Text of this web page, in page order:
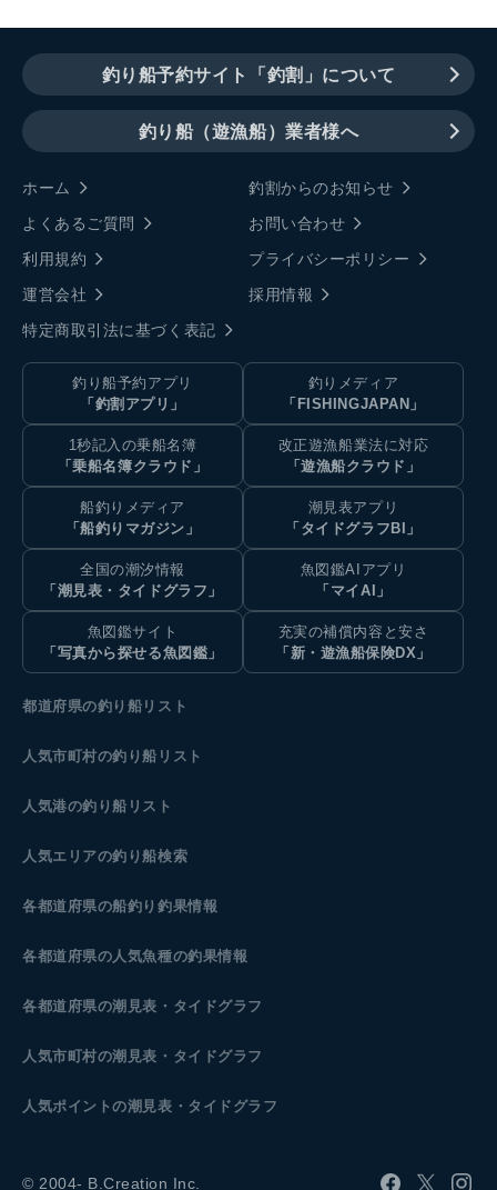
釣り船予約サイト「釣割」について
釣り船（遊漁船）業者様へ
ホーム
釣割からのお知らせ
よくあるご質問
お問い合わせ
利用規約
プライバシーポリシー
運営会社
採用情報
特定商取引法に基づく表記
釣り船予約アプリ
「釣割アプリ」
釣りメディア
「FISHINGJAPAN」
1秒記入の乗船名簿
「乗船名簿クラウド」
改正遊漁船業法に対応
「遊漁船クラウド」
船釣りメディア
「船釣りマガジン」
潮見表アプリ
「タイドグラフBI」
全国の潮汐情報
「潮見表・タイドグラフ」
魚図鑑AIアプリ
「マイAI」
魚図鑑サイト
「写真から探せる魚図鑑」
充実の補償内容と安さ
「新・遊漁船保険DX」
都道府県の釣り船リスト
人気市町村の釣り船リスト
人気港の釣り船リスト
人気エリアの釣り船検索
各都道府県の船釣り釣果情報
各都道府県の人気魚種の釣果情報
各都道府県の潮見表 ・タイドグラフ
人気市町村の潮見表・タイドグラフ
人気ポイントの潮見表・タイドグラフ
© 2004- B.Creation Inc.